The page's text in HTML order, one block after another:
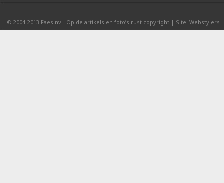
© 2004-2013 Faes nv - Op de artikels en foto’s rust copyright | Site: Webstylers